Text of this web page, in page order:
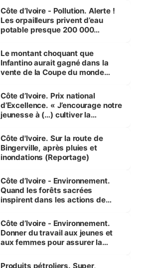
Côte d’Ivoire - Pollution. Alerte !
Les orpailleurs privent d’eau
potable presque 200 000
Le montant choquant que
Infantino aurait gagné dans la
vente de la Coupe du monde
Côte d’Ivoire. Prix national
d’Excellence. « J’encourage notre
jeunesse à (…) cultiver la
(Alassane Ouattara
Côte d'Ivoire. Sur la route de
Bingerville, après pluies et
inondations (Reportage)
Côte d’Ivoire - Environnement.
Quand les forêts sacrées
inspirent dans les actions de
Côte d’Ivoire - Environnement.
Donner du travail aux jeunes et
aux femmes pour assurer la
menacées
Produits pétroliers. Super,